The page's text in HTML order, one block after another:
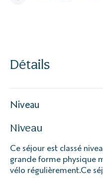
Détails
Niveau
Niveau
Ce séjour est classé
grande forme physique
vélo régulièrement.Ce